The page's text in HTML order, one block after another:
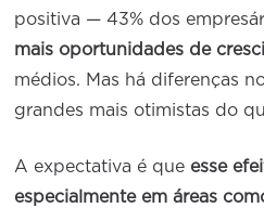
positiva — 43% dos
mais oportunidades de
médios. Mas há diferenças
grandes mais otimistas do
A expectativa é que esse
especialmente em áreas